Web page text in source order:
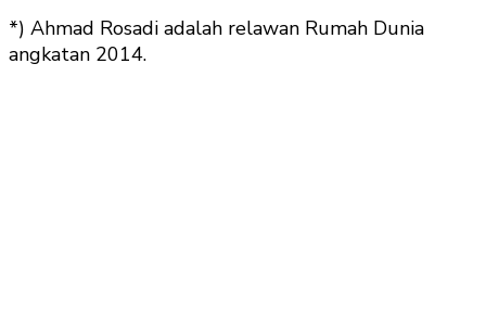
*) Ahmad Rosadi adalah relawan Rumah Dunia
angkatan 2014.